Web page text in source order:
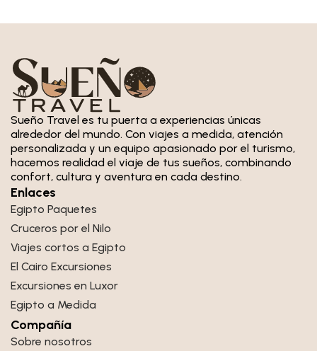
Sueño Travel es tu puerta a experiencias únicas
alrededor del mundo. Con viajes a medida, atención
personalizada y un equipo apasionado por el turismo,
hacemos realidad el viaje de tus sueños, combinando
confort, cultura y aventura en cada destino.
Enlaces
Egipto Paquetes
Cruceros por el Nilo
Viajes cortos a Egipto
El Cairo Excursiones
Excursiones en Luxor
Egipto a Medida
Compañía
Sobre nosotros